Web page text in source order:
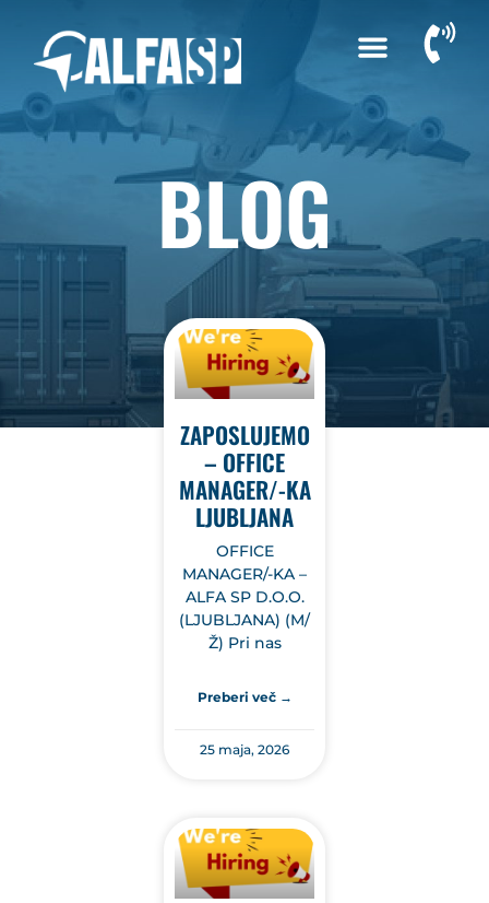
BLOG
ZAPOSLUJEMO
– OFFICE
MANAGER/-KA
LJUBLJANA
OFFICE
MANAGER/-KA –
ALFA SP D.O.O.
(LJUBLJANA) (M/
Ž) Pri nas
Preberi več →
25 maja, 2026